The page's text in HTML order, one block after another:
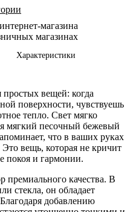
магазина
магазинах
Характеристики
простых вещей: когда
поверхности, чувствуешь
тепло. Свет мягко
мягкий песочный бежевый
что в ваших руках
вещь, которая не кричит
покоя и гармонии.
премиального качества. В
стекла, он обладает
добавлению